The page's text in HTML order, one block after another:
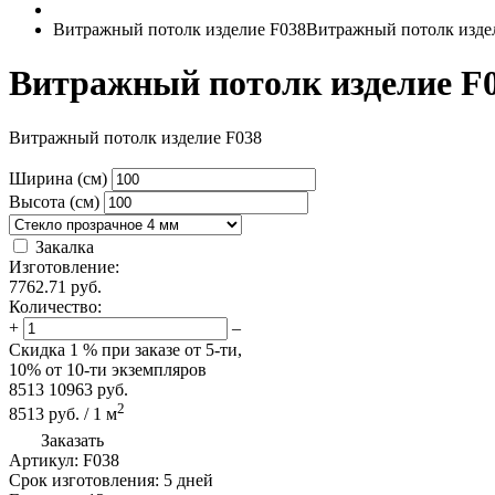
Витражный потолк изделие F038Витражный потолк
Витражный потолк изделие
Витражный потолк изделие F038
Ширина (см)
Высота (см)
Закалка
Изготовление:
7762.71 руб.
Количество:
+
–
Скидка 1 % при заказе от 5-ти,
10% от 10-ти экземпляров
8513 10963 руб.
8513 руб. / 1 м2
Заказать
Артикул: F038
Срок изготовления: 5 дней